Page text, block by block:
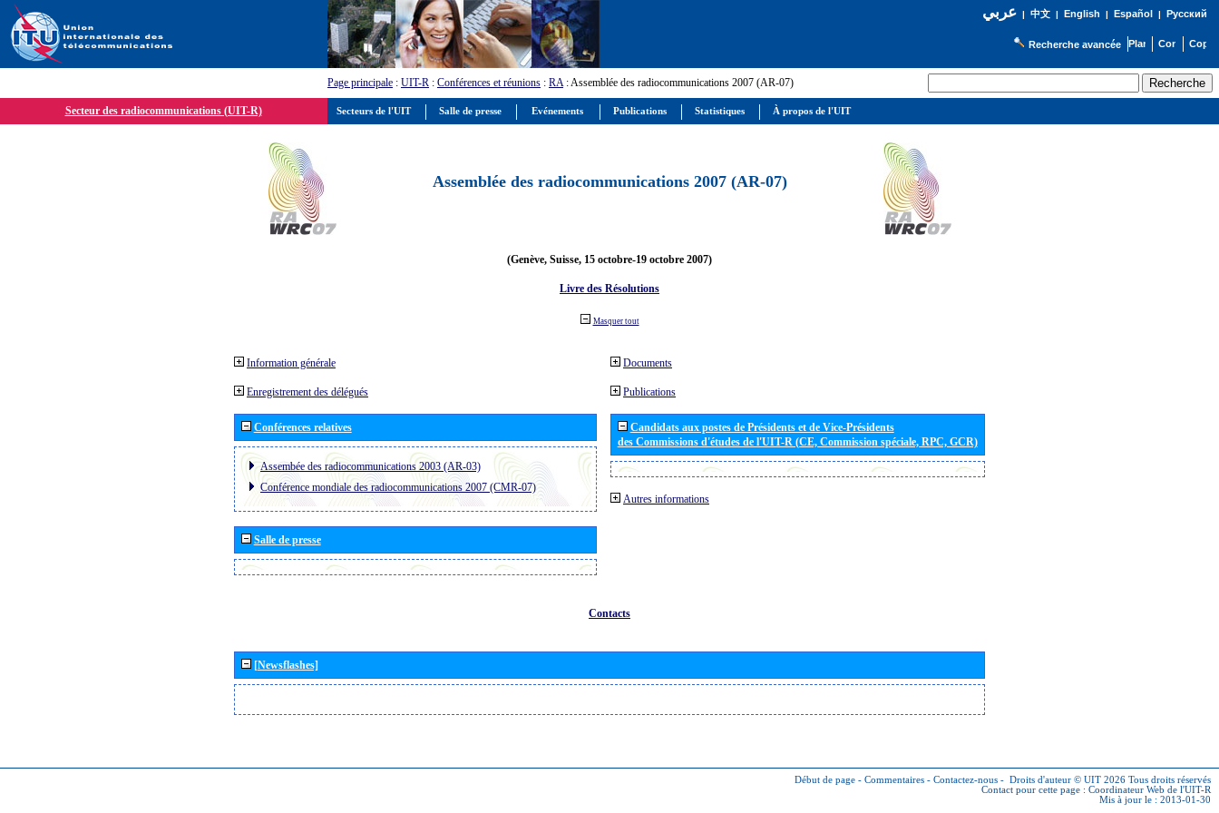
عربي| 中文| English | Español | Русский
Recherche avancée
Page principale : UIT-R : Conférences et réunions : RA: Assemblée des radiocommunications 2007 (AR-07)
Secteur des radiocommunications (UIT-R)
Assemblée des radiocommunications 2007 (AR-07)
(Genève, Suisse, 15 octobre-19 octobre 2007)
Livre des Résolutions
Masquer tout
Information générale
Enregistrement des délégués
Conférences relatives
Assembée des radiocommunications 2003 (AR-03)
Conférence mondiale des radiocommunications 2007 (CMR-07)
Salle de presse
Documents
Publications
Candidats aux postes de Présidents et de Vice-Présidents
des Commissions d'études de l'UIT-R (CE, Commission spéciale, RPC, GCR)
Autres informations
Contacts
[Newsflashes]
Début de page - Commentaires - Contactez-nous - Droits d'auteur © UIT 2026 Tous droits réservés
Contact pour cette page : Coordinateur Web de l'UIT-R
Mis à jour le : 2013-01-30
Secteurs de l'UIT Salle de presse Evénements Publications Statistiques À propos de l'UIT